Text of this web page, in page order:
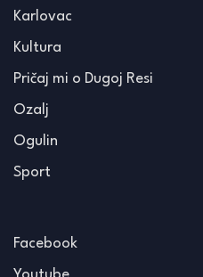
Karlovac
Kultura
Pričaj mi o Dugoj Resi
Ozalj
Ogulin
Sport
Facebook